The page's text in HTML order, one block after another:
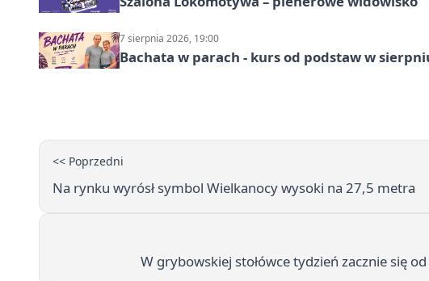
7 sierpnia 2026, 19:00
Bachata w parach - kurs od podstaw w
<< Poprzedni
Na rynku wyrósł symbol Wielkanocy wysoki na 27,5 metra
W grybowskiej stołówce tydzień zacznie się